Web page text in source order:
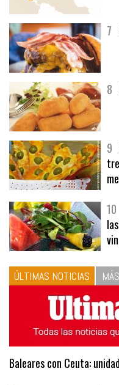
7
8
9
10
ÚLTIMAS NOTICIAS
Baleares con Ceuta: